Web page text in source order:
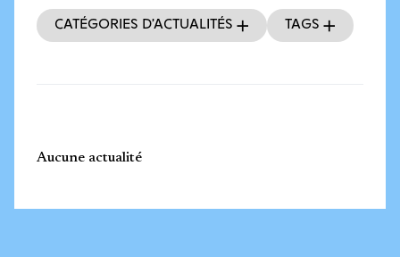
Catégories d’actualités Tags
Aucune actualité